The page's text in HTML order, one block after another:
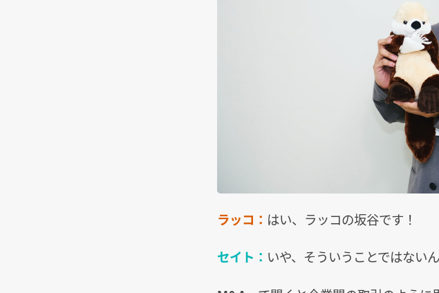
ラッコ： はい、ラッコの坂谷です！
セイト： いや、そういうことではない